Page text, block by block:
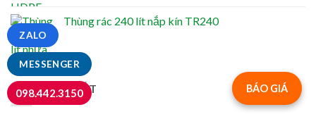
Thùng rác 240 lít nắp kín TR240
TIN MỚI NHẤT BÁO GIÁ
MESSENGER
ZALO
098.442.3150